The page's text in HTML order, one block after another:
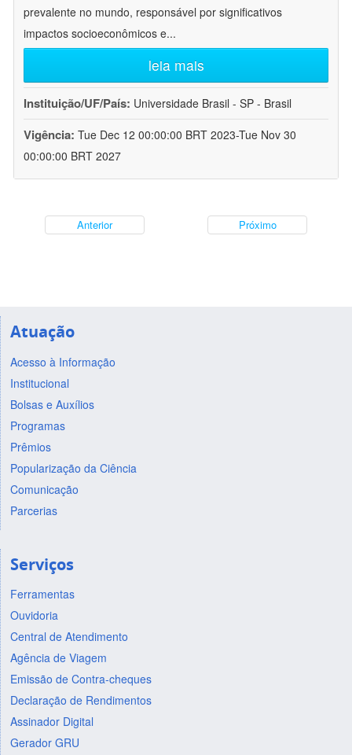
prevalente no mundo, responsável por significativos
impactos socioeconômicos e...
leia mais
Instituição/UF/País: Universidade Brasil - SP - Brasil
Vigência: Tue Dec 12 00:00:00 BRT 2023-Tue Nov 30
00:00:00 BRT 2027
Anterior Próximo
Atuação
Acesso à Informação
Institucional
Bolsas e Auxílios
Programas
Prêmios
Popularização da Ciência
Comunicação
Parcerias
Serviços
Ferramentas
Ouvidoria
Central de Atendimento
Agência de Viagem
Emissão de Contra-cheques
Declaração de Rendimentos
Assinador Digital
Gerador GRU